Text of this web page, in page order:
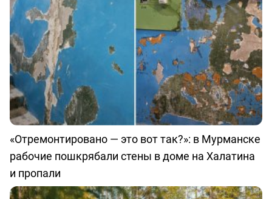
«Отремонтировано — это вот так?»: в Мурманске
рабочие пошкрябали стены в доме на Халатина
и пропали